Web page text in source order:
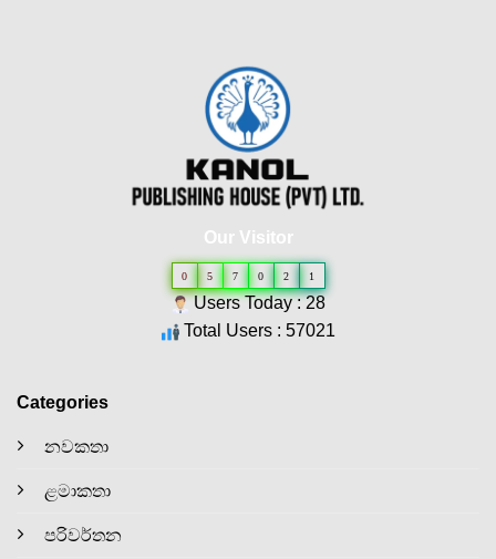
Our Visitor
0 5 7 0 2 1
Users Today : 28
Total Users : 57021
Categories
නවකතා
ළමාකතා
පරිවර්තන